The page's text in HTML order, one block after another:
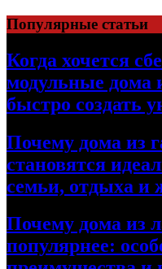
Перейти
к
содержимому
Популярные статьи
Когда хочется
модульные дома
быстро создать
Почему дома из
становятся
семьи, отдыха и
Почему дома из
популярнее: